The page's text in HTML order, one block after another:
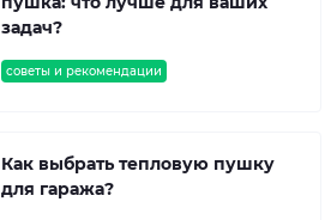
советы и рекомендации
задач?
Как выбрать тепловую пушку
для гаража?